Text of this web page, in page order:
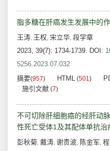
脂多糖在肝癌发生发展中的
王涛, 王权, 宋立华, 段学章
2023, 39(7): 1734-1739. DOI:
5256.2023.07.032
摘要(957) HTML (501)
施引文献 (7)
不可切除肝细胞癌的经肝动
性死亡受体1及其配体单抗治
彭秋菊, 戴涛, 谢贵波, 陈金军,